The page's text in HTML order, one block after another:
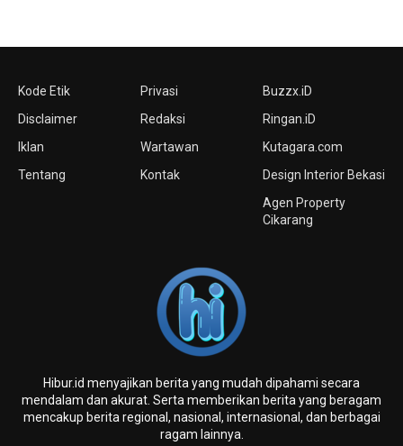
Kode Etik
Disclaimer
Iklan
Tentang
Privasi
Redaksi
Wartawan
Kontak
Buzzx.iD
Ringan.iD
Kutagara.com
Design Interior Bekasi
Agen Property
Cikarang
Hibur.id menyajikan berita yang mudah dipahami secara
mendalam dan akurat. Serta memberikan berita yang beragam
mencakup berita regional, nasional, internasional, dan berbagai
ragam lainnya.